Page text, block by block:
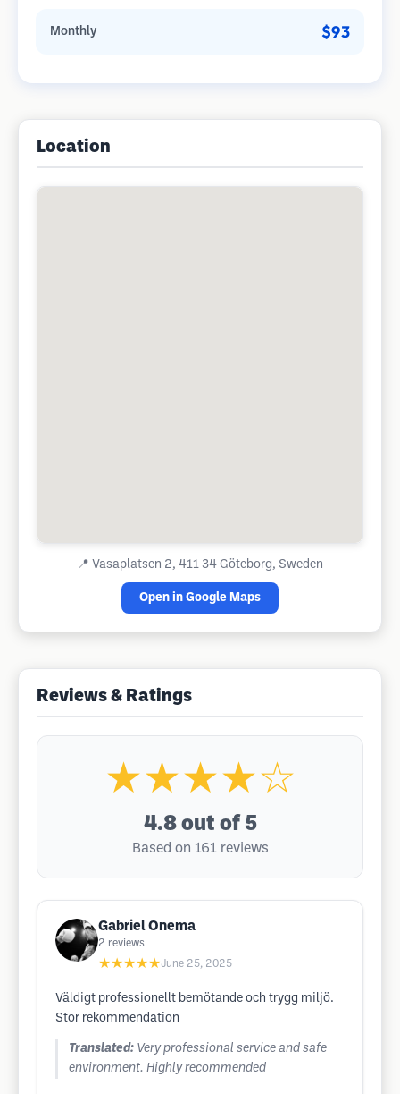
Monthly $93
Location
📍 Vasaplatsen 2, 411 34 Göteborg, Sweden
Open in Google Maps
Reviews & Ratings
★★★★☆
4.8 out of 5
Based on 161 reviews
Gabriel Onema
2 reviews
★★★★★June 25, 2025
Väldigt professionellt bemötande och trygg miljö.
Stor rekommendation
Translated: Very professional service and safe
environment. Highly recommended